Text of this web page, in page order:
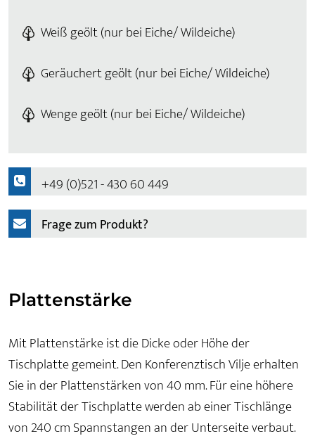
Weiß geölt (nur bei Eiche/ Wildeiche)
Geräuchert geölt (nur bei Eiche/ Wildeiche)
Wenge geölt (nur bei Eiche/ Wildeiche)
+49 (0)521 - 430 60 449
Frage zum Produkt?
Plattenstärke
Mit Plattenstärke ist die Dicke oder Höhe der
Tischplatte gemeint. Den Konferenztisch Vilje erhalten
Sie in der Plattenstärken von 40 mm. Für eine höhere
Stabilität der Tischplatte werden ab einer Tischlänge
von 240 cm Spannstangen an der Unterseite verbaut.